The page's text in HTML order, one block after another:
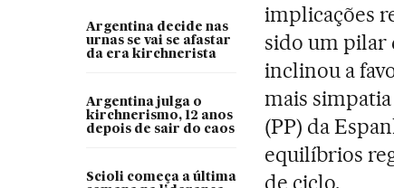
Argentina decide nas
urnas se vai se afastar
da era kirchnerista
Argentina julga o
kirchnerismo, 12 anos
depois de sair do caos
Scioli começa a última
implicações
sido um pilar
inclinou a
mais
(PP) da
equilíbrios
de ciclo.